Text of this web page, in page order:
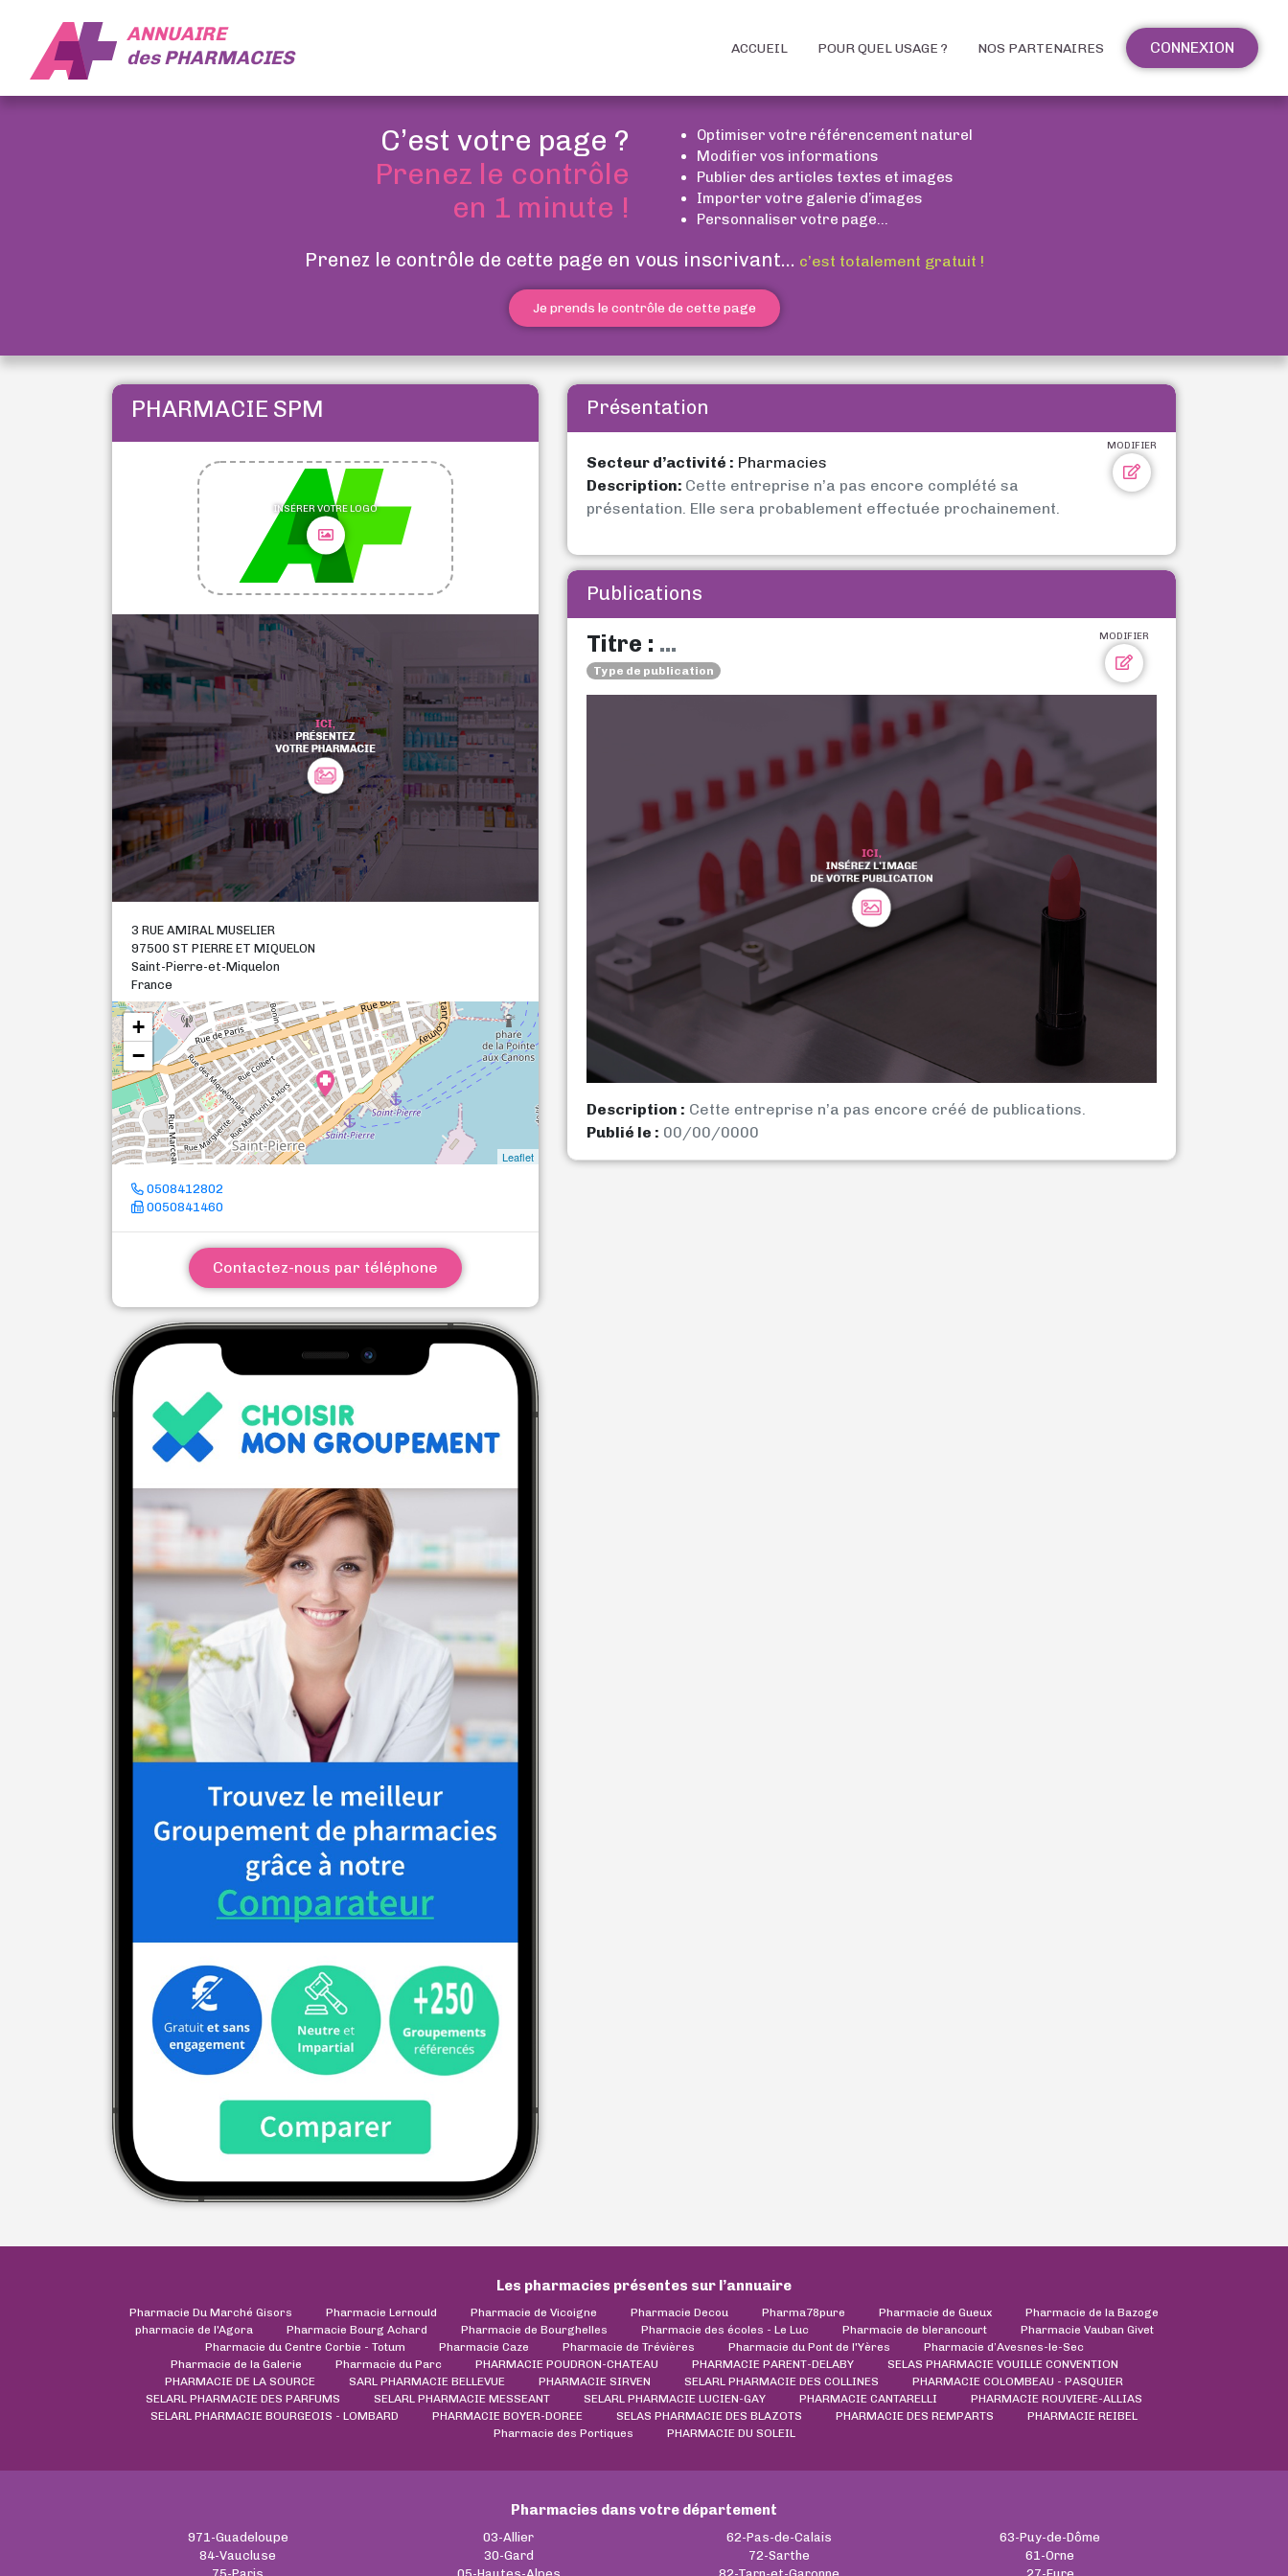
ANNUAIRE
desPHARMACIES ACCUEIL POUR QUEL USAGE ? NOS PARTENAIRES CONNEXION
C’est votre page ?
Prenez le contrôle
en 1 minute !
Optimiser votre référencement naturel
Modifier vos informations
Publier des articles textes et images
Importer votre galerie d’images
Personnaliser votre page...
Prenez le contrôle de cette page en vous inscrivant... c’est totalement gratuit !
Je prends le contrôle de cette page
PHARMACIE SPM
INSÉRER VOTRE LOGO
3 RUE AMIRAL MUSELIER
97500 ST PIERRE ET MIQUELON
Saint-Pierre-et-Miquelon
France
+
−
Leaflet
0508412802
0050841460
Contactez-nous par téléphone
Présentation
MODIFIER
Secteur d’activité : Pharmacies
Description: Cette entreprise n’a pas encore complété sa
présentation. Elle sera probablement effectuée prochainement.
Publications
MODIFIER
Titre : ...
Type de publication
Description : Cette entreprise n’a pas encore créé de publications.
Publié le : 00/00/0000
Les pharmacies présentes sur l’annuaire
Pharmacie Du Marché Gisors Pharmacie Lernould Pharmacie de Vicoigne Pharmacie Decou Pharma78pure Pharmacie de Gueux
Pharmacie de la Bazoge
pharmacie de l'Agora
Pharmacie Bourg Achard Pharmacie de Bourghelles Pharmacie des écoles - Le Luc Pharmacie de blerancourt
Pharmacie Vauban Givet
Pharmacie du Centre Corbie - Totum
Pharmacie Caze Pharmacie de Trévières Pharmacie du Pont de l'Yères
Pharmacie d’Avesnes-le-Sec
Pharmacie de la Galerie
Pharmacie du Parc PHARMACIE POUDRON-CHATEAU PHARMACIE PARENT-DELABY
SELAS PHARMACIE VOUILLE CONVENTION
PHARMACIE DE LA SOURCE
SARL PHARMACIE BELLEVUE PHARMACIE SIRVEN SELARL PHARMACIE DES COLLINES
PHARMACIE COLOMBEAU - PASQUIER
SELARL PHARMACIE DES PARFUMS
SELARL PHARMACIE MESSEANT SELARL PHARMACIE LUCIEN-GAY PHARMACIE CANTARELLI
PHARMACIE ROUVIERE-ALLIAS
SELARL PHARMACIE BOURGEOIS - LOMBARD
PHARMACIE BOYER-DOREE SELAS PHARMACIE DES BLAZOTS PHARMACIE DES REMPARTS
PHARMACIE REIBEL
Pharmacie des Portiques
PHARMACIE DU SOLEIL
Pharmacies dans votre département
971-Guadeloupe
84-Vaucluse
03-Allier
30-Gard
62-Pas-de-Calais
72-Sarthe
63-Puy-de-Dôme
61-Orne